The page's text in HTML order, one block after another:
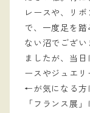
レースや、リ
で、一度足を
ない沼でござ
ましたが、当
ースやジュエリ
←が気になる方
「フランス展